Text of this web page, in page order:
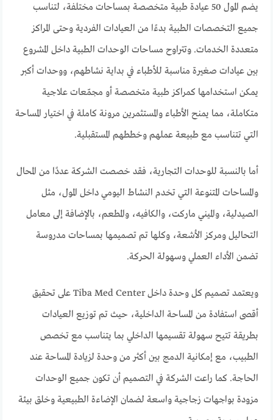
يضم المول 50 عيادة طبية متخصصة بمساحات مختلفة، لتناسب
جميع التخصصات الطبية بدءًا من العيادات الفردية وحتى المراكز
متعددة الخدمات. وتتراوح مساحات الوحدات الطبية داخل المشروع
بين عيادات صغيرة مناسبة للأطباء في بداية نشاطهم، ووحدات أكبر
يمكن استخدامها كمراكز طبية متخصصة أو مجمّعات علاجية
متكاملة، مما يمنح الأطباء والمستثمرين مرونة كاملة في اختيار المساحة
التي تتناسب مع طبيعة عملهم وخططهم المستقبلية.
أما بالنسبة للوحدات التجارية، فقد خصصت الشركة عددًا من المحال
والمساحات المتنوعة التي تخدم النشاط اليومي داخل المول، مثل
الصيدلية، والميني ماركت، والكافيه، والمطعم، بالإضافة إلى معامل
التحاليل ومركز الأشعة، وكلها تم تصميمها بمساحات مدروسة
تضمن الأداء العملي وسهولة الحركة.
ويعتمد تصميم كل وحدة داخل Tiba Med Center على تحقيق
أقصى استفادة من المساحة الداخلية، حيث تم توزيع العيادات
بطريقة تتيح سهولة تقسيمها الداخلي بما يتناسب مع تخصص
الطبيب، مع إمكانية الدمج بين أكثر من وحدة لزيادة المساحة عند
الحاجة. كما راعت الشركة في التصميم أن تكون جميع الوحدات
مزودة بواجهات زجاجية واسعة لضمان الإضاءة الطبيعية وخلق بيئة